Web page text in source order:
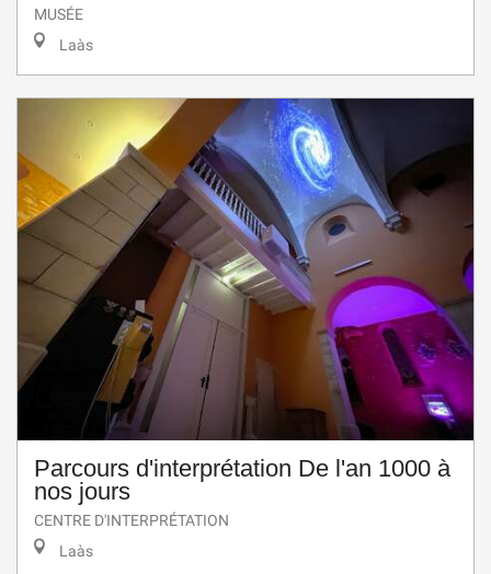
MUSÉE
Laàs
Parcours d'interprétation De l'an 1000 à
nos jours
CENTRE D'INTERPRÉTATION
Laàs